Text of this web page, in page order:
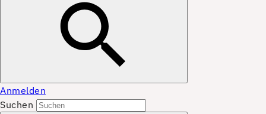
Anmelden
Suchen